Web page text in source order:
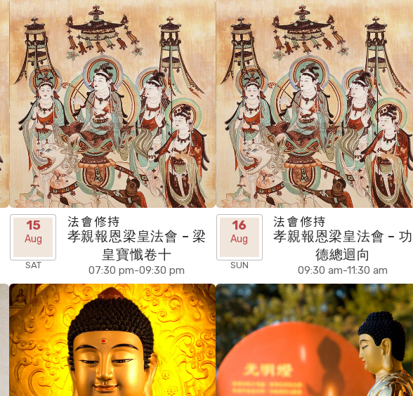
15
Aug
SAT
法會修持
孝親報恩梁皇法會 – 梁
皇寶懺卷十
07:30 pm-09:30 pm
16
Aug
SUN
法會修持
孝親報恩梁皇法會 – 功
德總迴向
09:30 am-11:30 am